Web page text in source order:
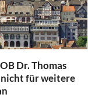
Dr. Thomas
für weitere